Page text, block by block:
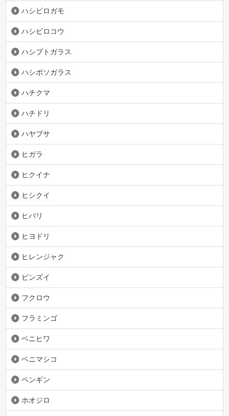
ハシビロガモ
ハシビロコウ
ハシブトガラス
ハシボソガラス
ハチクマ
ハチドリ
ハヤブサ
ヒガラ
ヒクイナ
ヒシクイ
ヒバリ
ヒヨドリ
ヒレンジャク
ビンズイ
フクロウ
フラミンゴ
ベニヒワ
ベニマシコ
ペンギン
ホオジロ